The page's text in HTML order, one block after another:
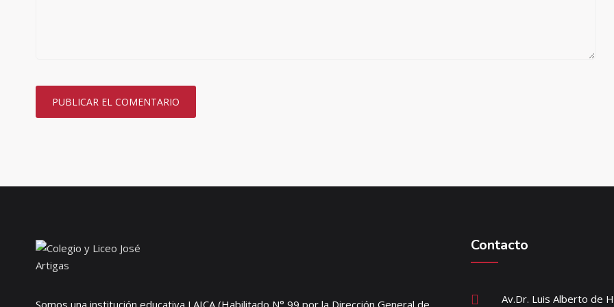
Somos una institución educativa LAICA (Habilitado N° 99 por la Dirección General de
Contacto
Av.Dr. Luis Alberto de